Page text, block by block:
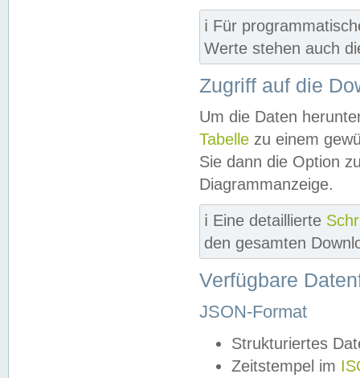
ℹ️ Für
Werte stehen auch
Zugriff auf die
Um die Daten
Tabelle zu einem
Sie dann die Option
Diagrammanzeige.
ℹ️ Eine detaillierte
den gesamten
Verfügbare
JSON-Format
Strukturiertes
Zeitstempel im